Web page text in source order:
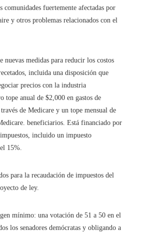
comunidades fuertemente afectadas por
y otros problemas relacionados con el
nuevas medidas para reducir los costos
incluida una disposición que
precios con la industria
tope anual de $2,000 en gastos de
de Medicare y un tope mensual de
beneficiarios. Está financiado por
incluido un impuesto
15%.
para la recaudación de impuestos del
de ley.
mínimo: una votación de 51 a 50 en el
los senadores demócratas y obligando a